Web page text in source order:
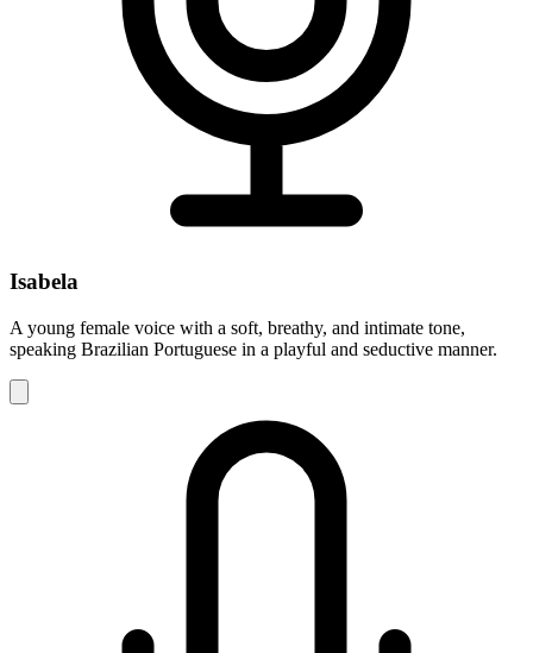
Isabela
A young female voice with a soft, breathy, and intimate tone,
speaking Brazilian Portuguese in a playful and seductive manner.